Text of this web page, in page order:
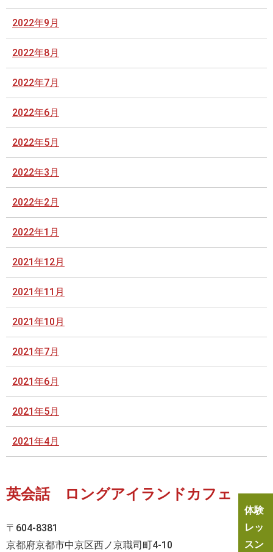
2022年9月
2022年8月
2022年7月
2022年6月
2022年5月
2022年3月
2022年2月
2022年1月
2021年12月
2021年11月
2021年10月
2021年7月
2021年6月
2021年5月
2021年4月
英会話 ロングアイランドカフェ
〒604-8381
京都府京都市中京区西ノ京職司町4-10
体験
レッ
スン